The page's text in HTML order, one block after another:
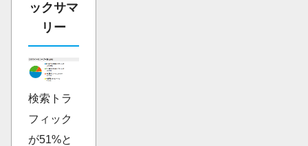
ックサマ
リー
検索トラ
フィック
が51%と